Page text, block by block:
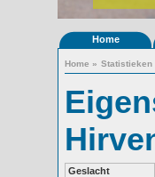
Home
Home » Statistieken
Geslacht